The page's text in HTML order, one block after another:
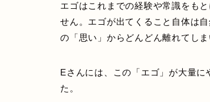
エゴはこれまでの経験や常識をも
せん。エゴが出てくること自体は
の「思い」からどんどん離れてしま
Eさんには、この「エゴ」が大量
た。